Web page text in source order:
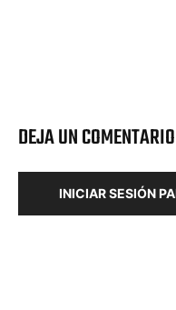
DEJA UN COMENTARIO
INICIAR SESIÓN